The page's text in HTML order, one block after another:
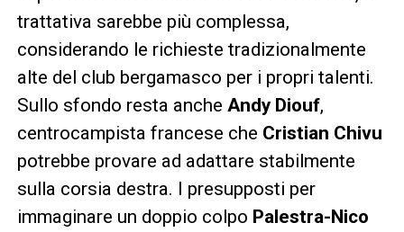
trattativa sarebbe più complessa,
considerando le richieste tradizionalmente
alte del club bergamasco per i propri talenti.
Sullo sfondo resta anche Andy Diouf,
centrocampista francese che Cristian Chivu
potrebbe provare ad adattare stabilmente
sulla corsia destra. I presupposti per
immaginare un doppio colpo Palestra-Nico